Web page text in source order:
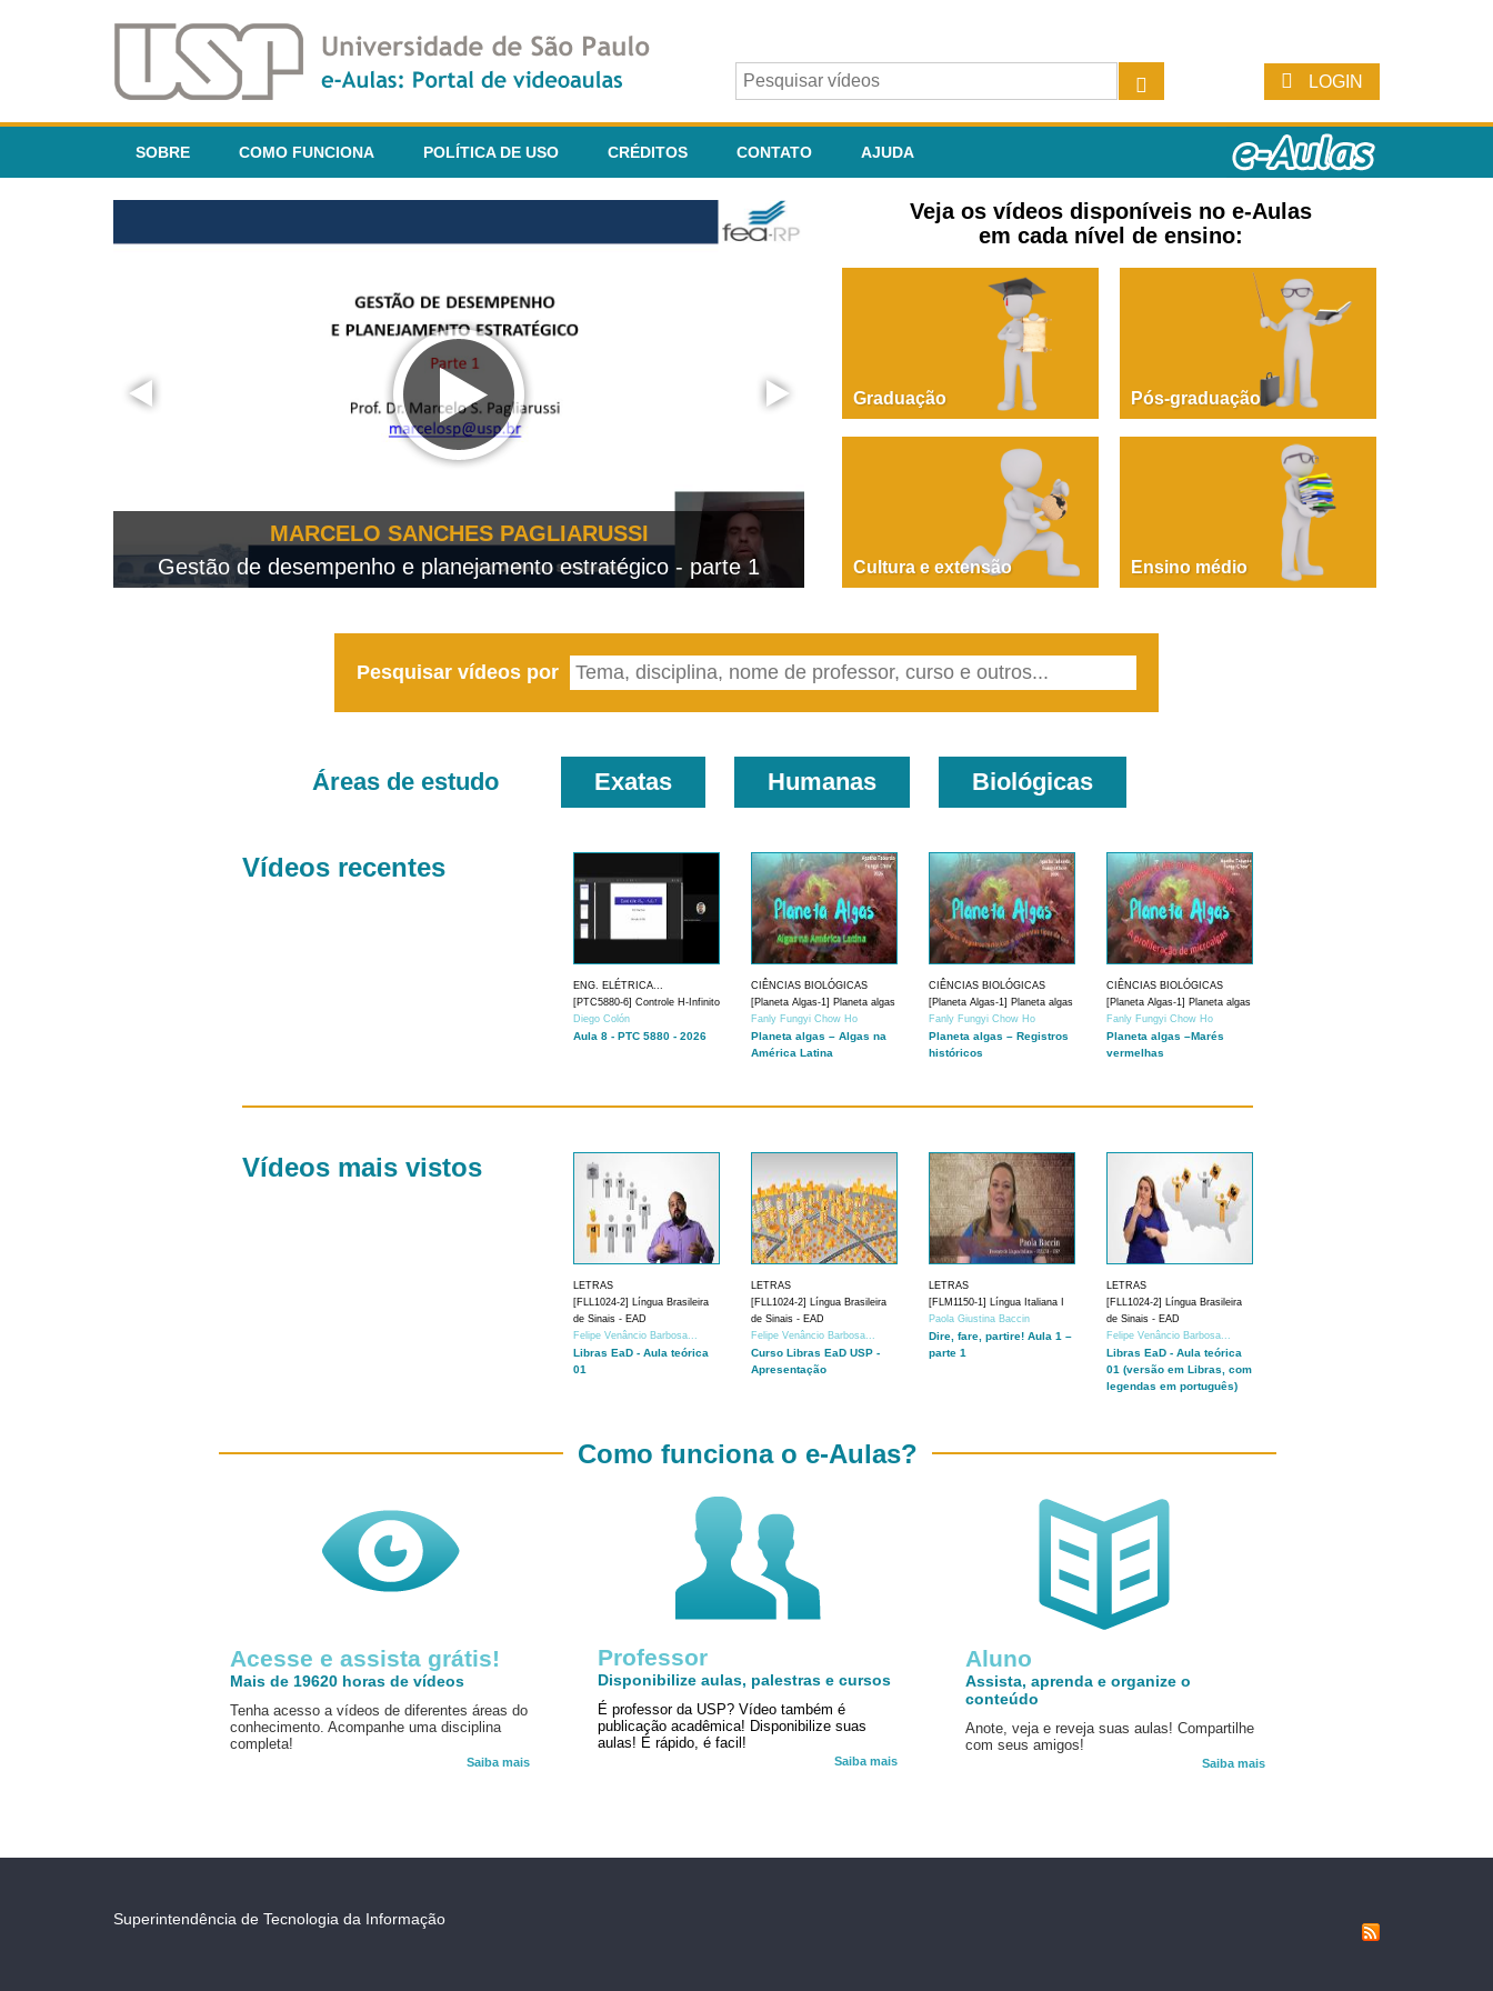
LOGIN
SOBRE COMO FUNCIONA POLÍTICA DE USO CRÉDITOS CONTATO AJUDA
MARCELO SANCHES PAGLIARUSSI
Gestão de desempenho e planejamento estratégico - parte 1
PAOLA GIUSTINA BACCIN
Dire, fare, partire! Aula 1 – parte 1
Veja os vídeos disponíveis no e-Aulas
em cada nível de ensino:
Graduação Pós-graduação
Cultura e extensão Ensino médio
Pesquisar vídeos por
Áreas de estudo Exatas Humanas Biológicas
Vídeos recentes
ENG. ELÉTRICA...
[PTC5880-6] Controle H-Infinito
Diego Colón
Aula 8 - PTC 5880 - 2026
CIÊNCIAS BIOLÓGICAS
[Planeta Algas-1] Planeta algas
Fanly Fungyi Chow Ho
Planeta algas – Algas na
América Latina
CIÊNCIAS BIOLÓGICAS
[Planeta Algas-1] Planeta algas
Fanly Fungyi Chow Ho
Planeta algas – Registros
históricos
CIÊNCIAS BIOLÓGICAS
[Planeta Algas-1] Planeta algas
Fanly Fungyi Chow Ho
Planeta algas –Marés
vermelhas
Vídeos mais vistos
LETRAS
[FLL1024-2] Língua Brasileira
de Sinais - EAD
Felipe Venâncio Barbosa...
Libras EaD - Aula teórica
01
LETRAS
[FLL1024-2] Língua Brasileira
de Sinais - EAD
Felipe Venâncio Barbosa...
Curso Libras EaD USP -
Apresentação
LETRAS
[FLM1150-1] Língua Italiana I
Paola Giustina Baccin
Dire, fare, partire! Aula 1 –
parte 1
LETRAS
[FLL1024-2] Língua Brasileira
de Sinais - EAD
Felipe Venâncio Barbosa...
Libras EaD - Aula teórica
01 (versão em Libras, com
legendas em português)
Acesse e assista grátis!
Mais de 19620 horas de vídeos
Tenha acesso a vídeos de diferentes áreas do
conhecimento. Acompanhe uma disciplina
completa!
Saiba mais
Aluno
Assista, aprenda e organize o
conteúdo
Anote, veja e reveja suas aulas! Compartilhe
com seus amigos!
Saiba mais
Como funciona o e-Aulas?
Professor
Disponibilize aulas, palestras e cursos
É professor da USP? Vídeo também é
publicação acadêmica! Disponibilize suas
aulas! É rápido, é facil!
Saiba mais
Superintendência de Tecnologia da Informação